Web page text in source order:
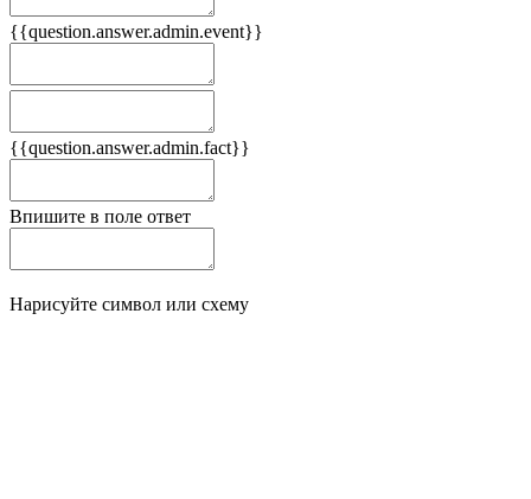
{{question.answer.admin.event}}
{{question.answer.admin.fact}}
Впишите в поле ответ
Нарисуйте символ или схему